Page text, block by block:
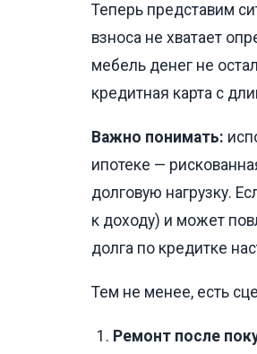
Теперь представим
взноса не хватает
мебель денег не
кредитная карта с
Важно понимать:
ипотеке —
долговую нагрузку.
к доходу) и может
долга по кредитке
Тем не менее, есть
Ремонт после